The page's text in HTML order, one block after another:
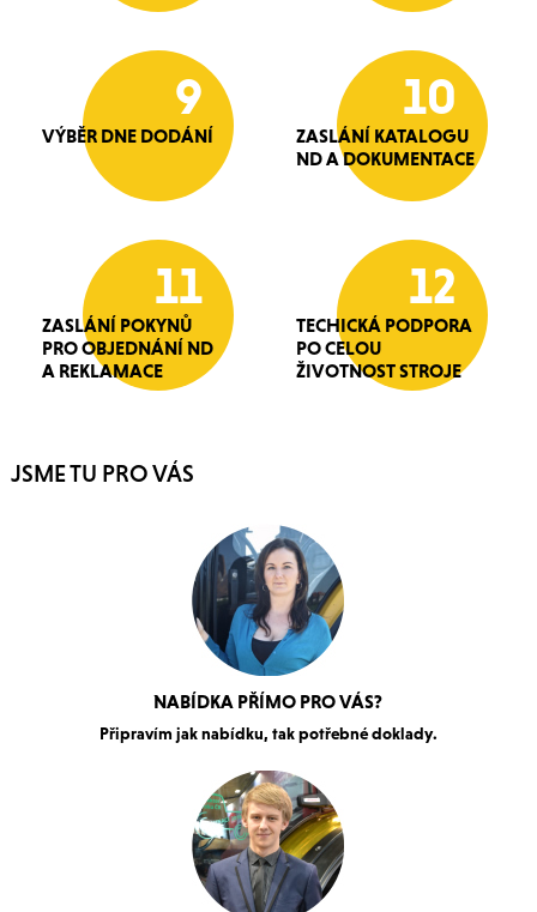
9
VÝBĚR DNE DODÁNÍ
10
ZASLÁNÍ KATALOGU
ND A DOKUMENTACE
11
ZASLÁNÍ POKYNŮ
PRO OBJEDNÁNÍ ND
A REKLAMACE
12
TECHICKÁ PODPORA
PO CELOU
ŽIVOTNOST STROJE
JSME TU PRO VÁS
NABÍDKA PŘÍMO PRO VÁS?
Připravím jak nabídku, tak potřebné doklady.